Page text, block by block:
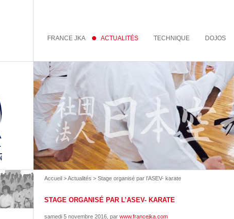
Accueil >Actualités > Stage organisé par l’ASEV- karate
STAGE ORGANISÉ PAR L’ASEV- KARATE
samedi 5 novembre 2016 , par www.francejka.com
FRANCE JKA ACTUALITÉS TECHNIQUE DOJOS